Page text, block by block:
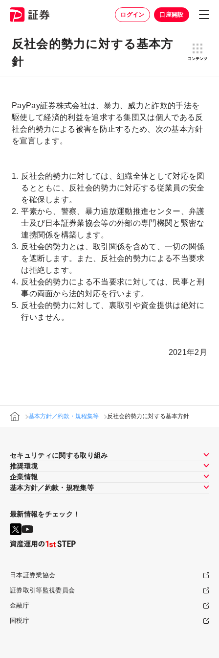
ログイン 口座開設
反社会的勢力に対する基本方
針
PayPay証券株式会社は、暴力、威力と詐欺的手法を
駆使して経済的利益を追求する集団又は個人である反
社会的勢力による被害を防止するため、次の基本方針
を宣言します。
反社会的勢力に対しては、組織全体として対応を図
るとともに、反社会的勢力に対応する従業員の安全
を確保します。
平素から、警察、暴力追放運動推進センター、弁護
士及び日本証券業協会等の外部の専門機関と緊密な
連携関係を構築します。
反社会的勢力とは、取引関係を含めて、一切の関係
を遮断します。また、反社会的勢力による不当要求
は拒絶します。
反社会的勢力による不当要求に対しては、民事と刑
事の両面から法的対応を行います。
反社会的勢力に対して、裏取引や資金提供は絶対に
行いません。
2021年2月
基本方針／約款・規程集等 反社会的勢力に対する基本方針
セキュリティに関する取り組み
推奨環境
企業情報
基本方針／約款・規程集等
最新情報をチェック！
日本証券業協会
証券取引等監視委員会
金融庁
国税庁